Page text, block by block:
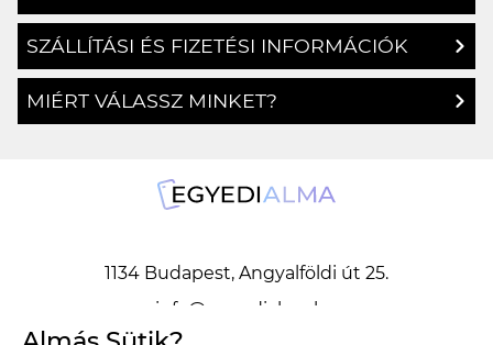
SZÁLLÍTÁSI ÉS FIZETÉSI INFORMÁCIÓK
MIÉRT VÁLASSZ MINKET?
1134 Budapest, Angyalföldi út 25.
info@egyedialma.hu